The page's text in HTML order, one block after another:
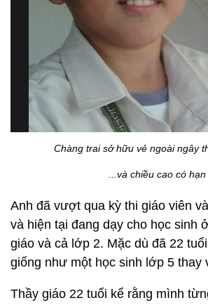
Chàng trai sở hữu vẻ ngoài ngây
...và chiều cao có hạn
Anh đã vượt qua kỳ thi giáo viên
và hiện tại đang dạy cho học sinh
giáo và cả lớp 2. Mặc dù đã 22
giống như một học sinh lớp 5 thay
Thầy giáo 22 tuổi kể rằng mình